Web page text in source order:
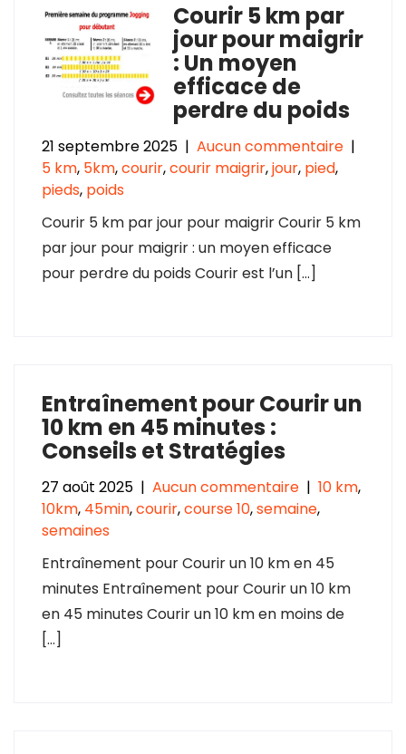
Courir 5 km par
jour pour maigrir
: Un moyen
efficace de
perdre du poids
21 septembre 2025 | Aucun commentaire |
5 km, 5km,courir,courir maigrir,jour, pied,
pieds, poids
Courir 5 km par jour pour maigrir Courir 5 km
par jour pour maigrir : un moyen efficace
pour perdre du poids Courir est l’un […]
Entraînement pour Courir un
10 km en 45 minutes :
Conseils et Stratégies
27 août 2025 | Aucun commentaire | 10 km,
10km, 45min,courir,course 10,semaine,
semaines
Entraînement pour Courir un 10 km en 45
minutes Entraînement pour Courir un 10 km
en 45 minutes Courir un 10 km en moins de
[…]